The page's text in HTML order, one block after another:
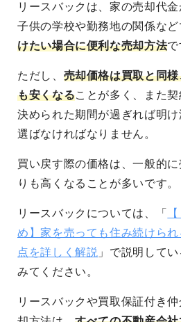
リースバックは、家の売却代
子供の学校や勤務地の関係など
けたい場合に便利な売却方法で
ただし、 売却価格は買取と同
も安くなることが多く、また契
決められた期間が過ぎれば明
選ばなければなりません。
買い戻す際の価格は、一般的
りも高くなることが多いです。
リースバックについては、「
め】家を売っても住み続けら
点を詳しく解説 」で説明して
みてください。
リースバックや買取保証付き